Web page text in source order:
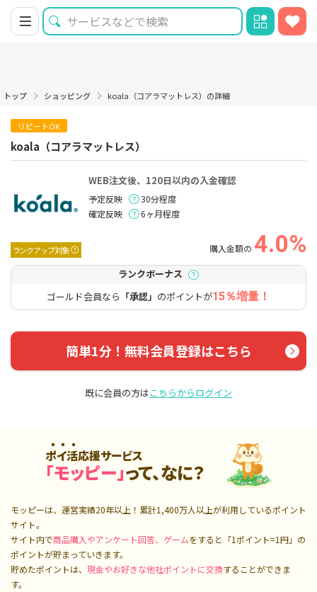
トップ ショッピング koala（コアラマットレス）の詳細
リピートOK
koala（コアラマットレス）
ランクアップ対象
WEB注文後、120日以内の入金確認
予定反映
30分程度
確定反映
6ヶ月程度
購入金額の 4.0%
ランクボーナス
ゴールド会員なら 「承認」 のポイントが15％増量！
簡単1分！無料会員登録はこちら
既に会員の方はこちらからログイン
ポイ活応援サービス
「モッピー」って、なに？
モッピーは、運営実績20年以上！累計1,400万人以上が利用しているポイント
サイト。
サイト内で商品購入やアンケート回答、ゲームをすると「1ポイント=1円」の
ポイントが貯まっていきます。
貯めたポイントは、 現金やお好きな他社ポイントに交換することができま
す。